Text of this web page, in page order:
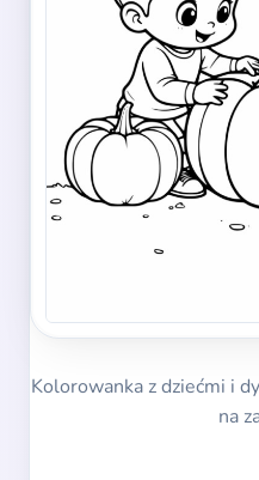
Kolorowanka z dziećmi i
na